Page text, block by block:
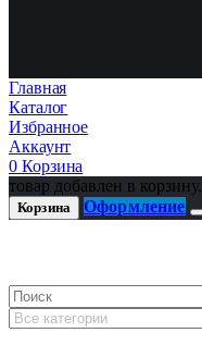
Главная
Каталог
Избранное
Аккаунт
0 Корзина
товар добавлен в корзину.
Корзина Оформление